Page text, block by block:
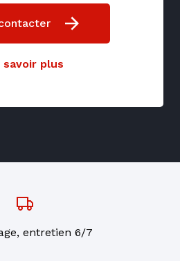
savoir plus
entretien 6/7